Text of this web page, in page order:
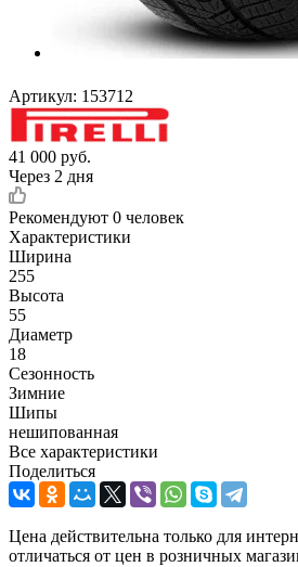
Артикул: 153712
41 000 руб.
Через 2 дня
Рекомендуют 0 человек
Характеристики
Ширина
255
Высота
55
Диаметр
18
Сезонность
Зимние
Шипы
нешипованная
Все характеристики
Поделиться
Цена действительна только для
отличаться от цен в розничных